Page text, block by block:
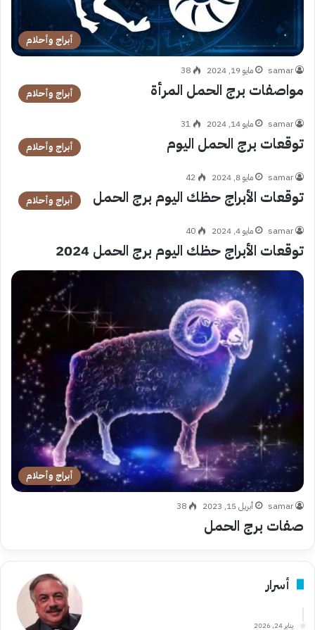
أبراج وأحلام
samar مايو 19, 2024 38
مواصفات برج الحمل المرأة أبراج وأحلام
samar مايو 14, 2024 31
توقعات برج الحمل اليوم أبراج وأحلام
samar مايو 8, 2024 42
توقعات الأبراج حظك اليوم برج الحمل أبراج وأحلام
samar مايو 4, 2024 40
توقعات الأبراج حظك اليوم برج الحمل 2024
أبراج وأحلام
samar أبريل 15, 2023 38
صفات برج الحمل
أسرار
يناير 24, 2026